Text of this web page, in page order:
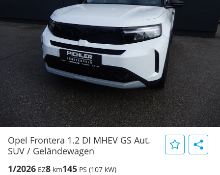
Opel Frontera 1.2 DI MHEV GS Aut.
SUV / Geländewagen
1/2026 EZ8 km145 PS (107 kW)